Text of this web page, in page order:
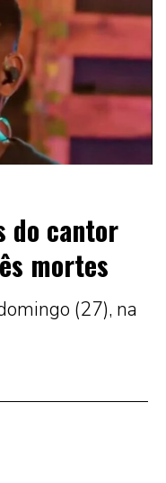
do cantor
mortes
(27), na